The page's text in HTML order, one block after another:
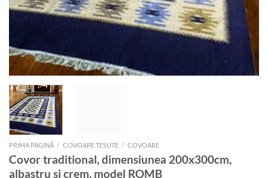
PRIMA PAGINĂ / COVOARE TESUTE / COVOARE
Covor traditional, dimensiunea 200x300cm,
albastru si crem, model ROMB